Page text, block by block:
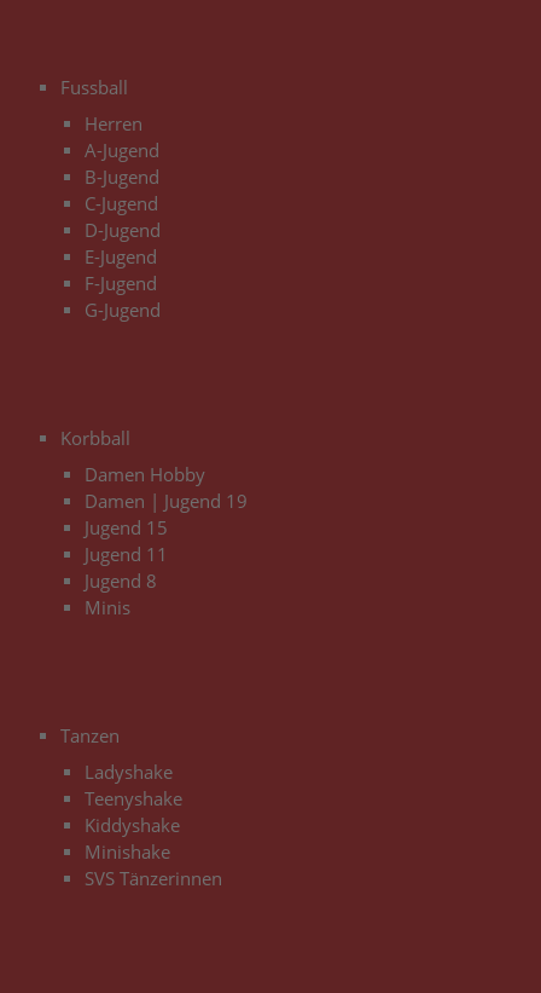
Fussball
Herren
A-Jugend
B-Jugend
C-Jugend
D-Jugend
E-Jugend
F-Jugend
G-Jugend
Korbball
Damen Hobby
Damen | Jugend 19
Jugend 15
Jugend 11
Jugend 8
Minis
Tanzen
Ladyshake
Teenyshake
Kiddyshake
Minishake
SVS Tänzerinnen